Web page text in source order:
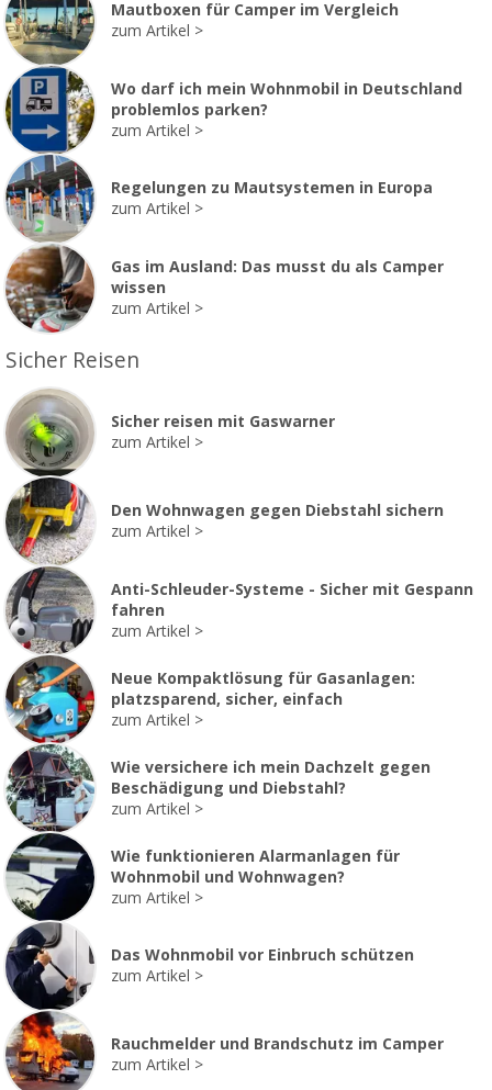
Mautboxen für Camper im Vergleich
zum Artikel
Wo darf ich mein Wohnmobil in Deutschland
problemlos parken?
zum Artikel
Regelungen zu Mautsystemen in Europa
zum Artikel
Gas im Ausland: Das musst du als Camper
wissen
zum Artikel
Sicher Reisen
Sicher reisen mit Gaswarner
zum Artikel
Den Wohnwagen gegen Diebstahl sichern
zum Artikel
Anti-Schleuder-Systeme - Sicher mit Gespann
fahren
zum Artikel
Neue Kompaktlösung für Gasanlagen:
platzsparend, sicher, einfach
zum Artikel
Wie versichere ich mein Dachzelt gegen
Beschädigung und Diebstahl?
zum Artikel
Wie funktionieren Alarmanlagen für
Wohnmobil und Wohnwagen?
zum Artikel
Das Wohnmobil vor Einbruch schützen
zum Artikel
Rauchmelder und Brandschutz im Camper
zum Artikel